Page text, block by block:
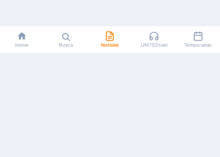
Home Busca Notícias UNITEDcast Temporadas